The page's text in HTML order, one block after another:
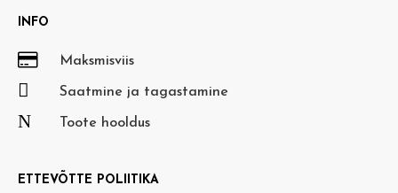
INFO
 Maksmisviis
 Saatmine ja tagastamine
N Toote hooldus
ETTEVÕTTE POLIITIKA